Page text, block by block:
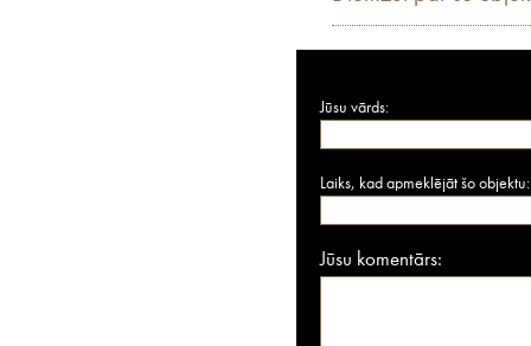
Jūsu vārds:
Laiks, kad apmeklējāt šo objektu:
Jūsu komentārs: